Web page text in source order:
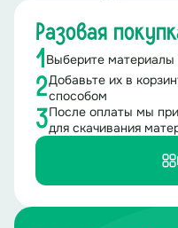
Разовая
1 Выберите материалы
2Добавьте их в
способом
3После оплаты мы
для скачивания